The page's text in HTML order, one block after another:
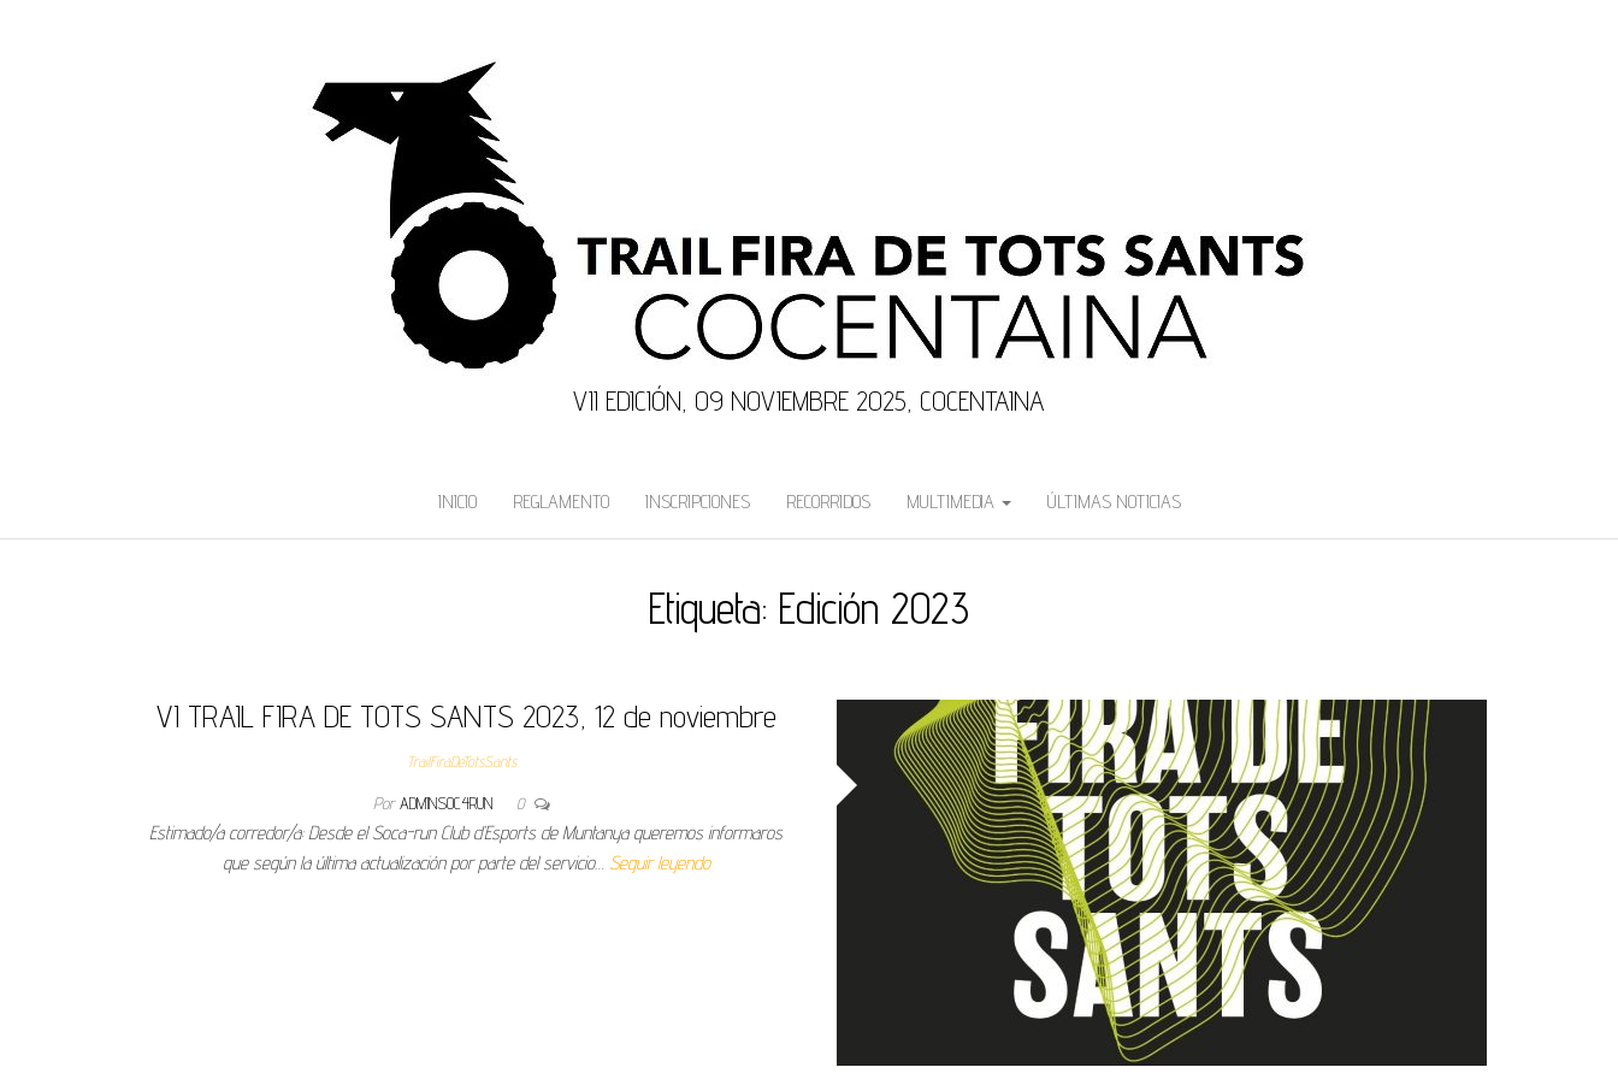
VII EDICIÓN, 09 NOVIEMBRE 2025, COCENTAINA
INICIO REGLAMENTO INSCRIPCIONES RECORRIDOS MULTIMEDIA ÚLTIMAS NOTICIAS
Etiqueta: Edición 2023
VI TRAIL FIRA DE TOTS SANTS 2023, 12 de noviembre
TrailFiraDeTotsSants
Por ADMINS0C4RUN 0
Estimado/a corredor/a: Desde el Soca-run Club d’Esports de Muntanya queremos informaros
que según la última actualización por parte del servicio… Seguir leyendo